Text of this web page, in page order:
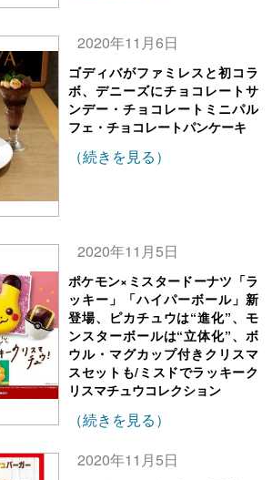
2020年11月6日
ゴディバがファミレスと初コラ
ボ、デニーズにチョコレートサ
ンデー・チョコレートミニパル
フェ・チョコレートパンケーキ
（続きを見る）
2020年11月5日
ポケモン×ミスタードーナツ「ラ
ッキー」「ハイパーボール」新
登場、ピカチュウは“進化”、モ
ンスターボールは“立体化”、ボ
ウル・マグカップ付きクリスマ
スセットも/ミスドでラッキーク
リスマチュウコレクション
（続きを見る）
2020年11月5日